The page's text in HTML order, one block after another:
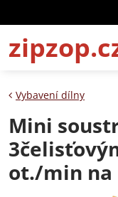
Vybavení dílny
Mini
ot./min na